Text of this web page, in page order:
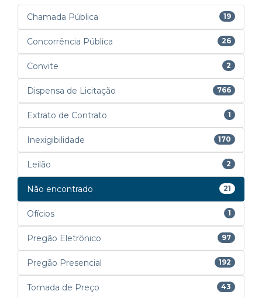
Chamada Pública 19
Concorrência Pública 26
Convite 2
Dispensa de Licitação 766
Extrato de Contrato 1
Inexigibilidade 170
Leilão 2
Não encontrado 21
Ofícios 1
Pregão Eletrônico 97
Pregão Presencial 192
Tomada de Preço 43